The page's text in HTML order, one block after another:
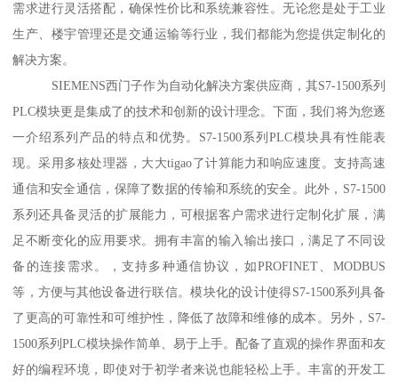
需求进行灵活搭配，确保性价比和系统兼容性。无论您是处于工业
生产、楼宇管理还是交通运输等行业，我们都能为您提供定制化的
解决方案。
SIEMENS西门子作为自动化解决方案供应商，其S7-1500系列
PLC模块更是集成了的技术和创新的设计理念。下面，我们将为您逐
一介绍系列产品的特点和优势。S7-1500系列PLC模块具有性能表
现。采用多核处理器，大大tigao了计算能力和响应速度。支持高速
通信和安全通信，保障了数据的传输和系统的安全。此外，S7-1500
系列还具备灵活的扩展能力，可根据客户需求进行定制化扩展，满
足不断变化的应用要求。拥有丰富的输入输出接口，满足了不同设
备的连接需求。，支持多种通信协议，如PROFINET、MODBUS
等，方便与其他设备进行联信。模块化的设计使得S7-1500系列具备
了更高的可靠性和可维护性，降低了故障和维修的成本。另外，S7-
1500系列PLC模块操作简单、易于上手。配备了直观的操作界面和友
好的编程环境，即使对于初学者来说也能轻松上手。丰富的开发工